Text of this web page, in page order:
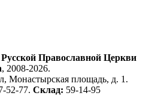
Православной Церкви
, 2008-2026.
Монастырская площадь, д. 1.
52-77. Склад: 59-14-95